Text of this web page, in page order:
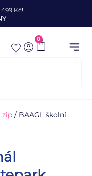
Kč!
0
zip / BAAGL školní